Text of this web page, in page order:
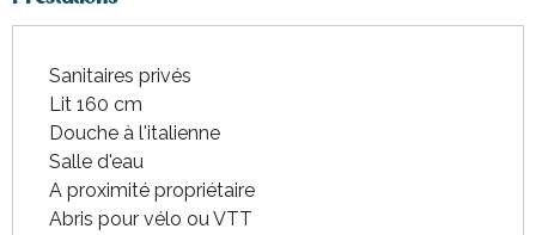
Sanitaires privés
Lit 160 cm
Douche à l'italienne
Salle d'eau
A proximité propriétaire
Abris pour vélo ou VTT